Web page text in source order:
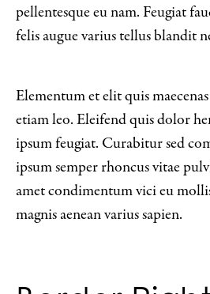
pellentesque eu nam. Feugiat
felis augue varius tellus blandit
Elementum et elit quis
etiam leo. Eleifend quis dolor
ipsum feugiat. Curabitur sed
ipsum semper rhoncus vitae
amet condimentum vici eu
magnis aenean varius sapien.